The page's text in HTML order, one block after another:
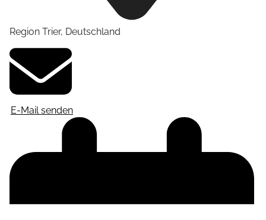
Region Trier, Deutschland
E-Mail senden